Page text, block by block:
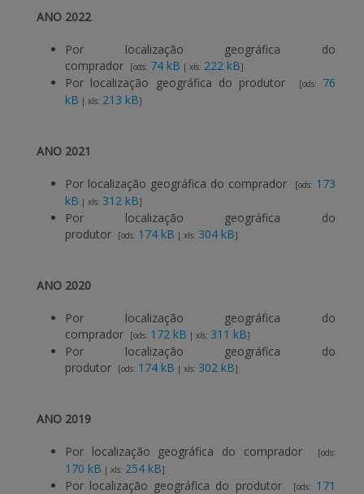
ANO 2022
Por localização geográfica do
comprador
[ods: 74 kB | xls: 222 kB]
Por localização geográfica do produtor [ods: 76
kB | xls: 213 kB]
ANO 2021
Por localização geográfica do comprador [ods: 173
kB | xls: 312 kB]
Por localização geográfica do
produtor
[ods: 174 kB | xls: 304 kB]
ANO 2020
Por localização geográfica do
comprador
[ods: 172 kB | xls: 311 kB]
Por localização geográfica do
produtor
[ods: 174 kB | xls: 302 kB]
ANO 2019
Por localização geográfica do comprador [ods:
170 kB | xls: 254 kB]
Por localização geográfica do produtor [ods: 171